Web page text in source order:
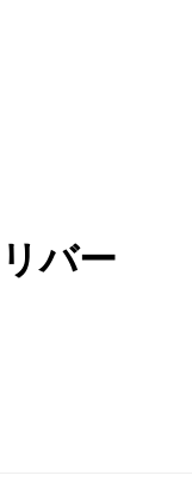
バー